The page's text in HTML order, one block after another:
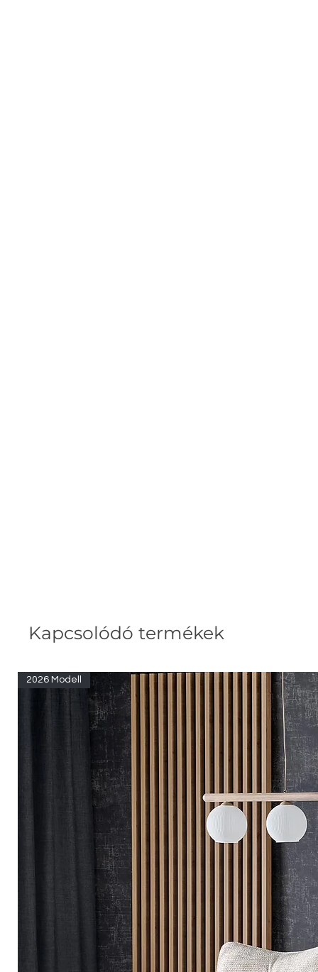
Kapcsolódó termékek
2026 Modell